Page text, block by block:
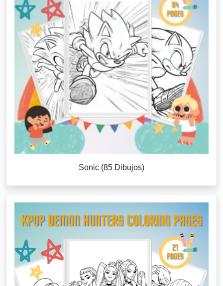
Sonic (85 Dibujos)